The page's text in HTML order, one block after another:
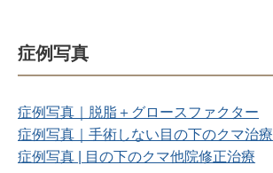
症例写真
症例写真｜脱脂＋グロースファクター
症例写真｜手術しない目の下のクマ治療
症例写真 | 目の下のクマ他院修正治療